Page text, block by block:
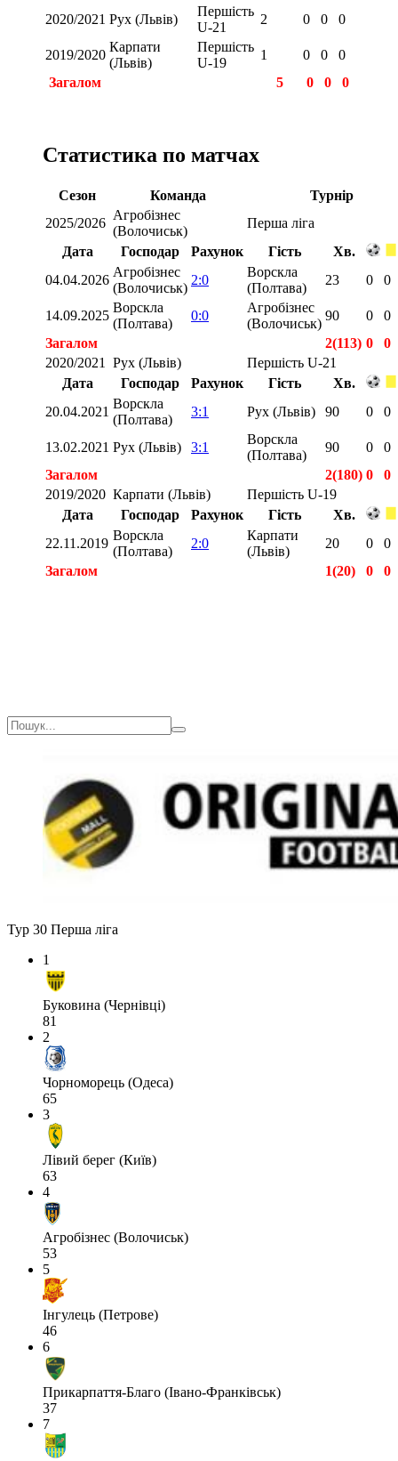
2020/2021 Рух (Львів)
Першість
U-21
2 0 0 0
2019/2020
Карпати
(Львів)
Першість
U-19
1 0 0
0
Загалом
5 0 0 0
Статистика по матчах
Сезон Команда
Турнір
2025/2026
Агробізнес
(Волочиськ)
Перша ліга
Дата
Господар Рахунок Гість
Хв.
04.04.2026
Агробізнес
(Волочиськ)
2:0
Ворскла
(Полтава)
23 0 0
14.09.2025
Ворскла
(Полтава)
0:0
Агробізнес
(Волочиськ)
90 0
0
Загалом
2(113) 0
0
2020/2021
Рух (Львів)
Першість U-21
Дата
Господар Рахунок Гість
Хв.
20.04.2021
Ворскла
(Полтава)
3:1 Рух (Львів) 90 0 0
13.02.2021 Рух (Львів) 3:1
Ворскла
(Полтава)
90 0
0
Загалом
2(180) 0
0
2019/2020 Карпати (Львів)
Першість U-19
Дата
Господар Рахунок Гість
Хв.
22.11.2019
Ворскла
(Полтава)
2:0
Карпати
(Львів)
20 0
0
Загалом
1(20) 0
0
Тур 30 Перша ліга
1
Буковина (Чернівці)
81
2
Чорноморець (Одеса)
65
3
Лівий берег (Київ)
63
4
Агробізнес (Волочиськ)
53
5
Інгулець (Петрове)
46
6
Прикарпаття-Благо (Івано-Франківськ)
37
7